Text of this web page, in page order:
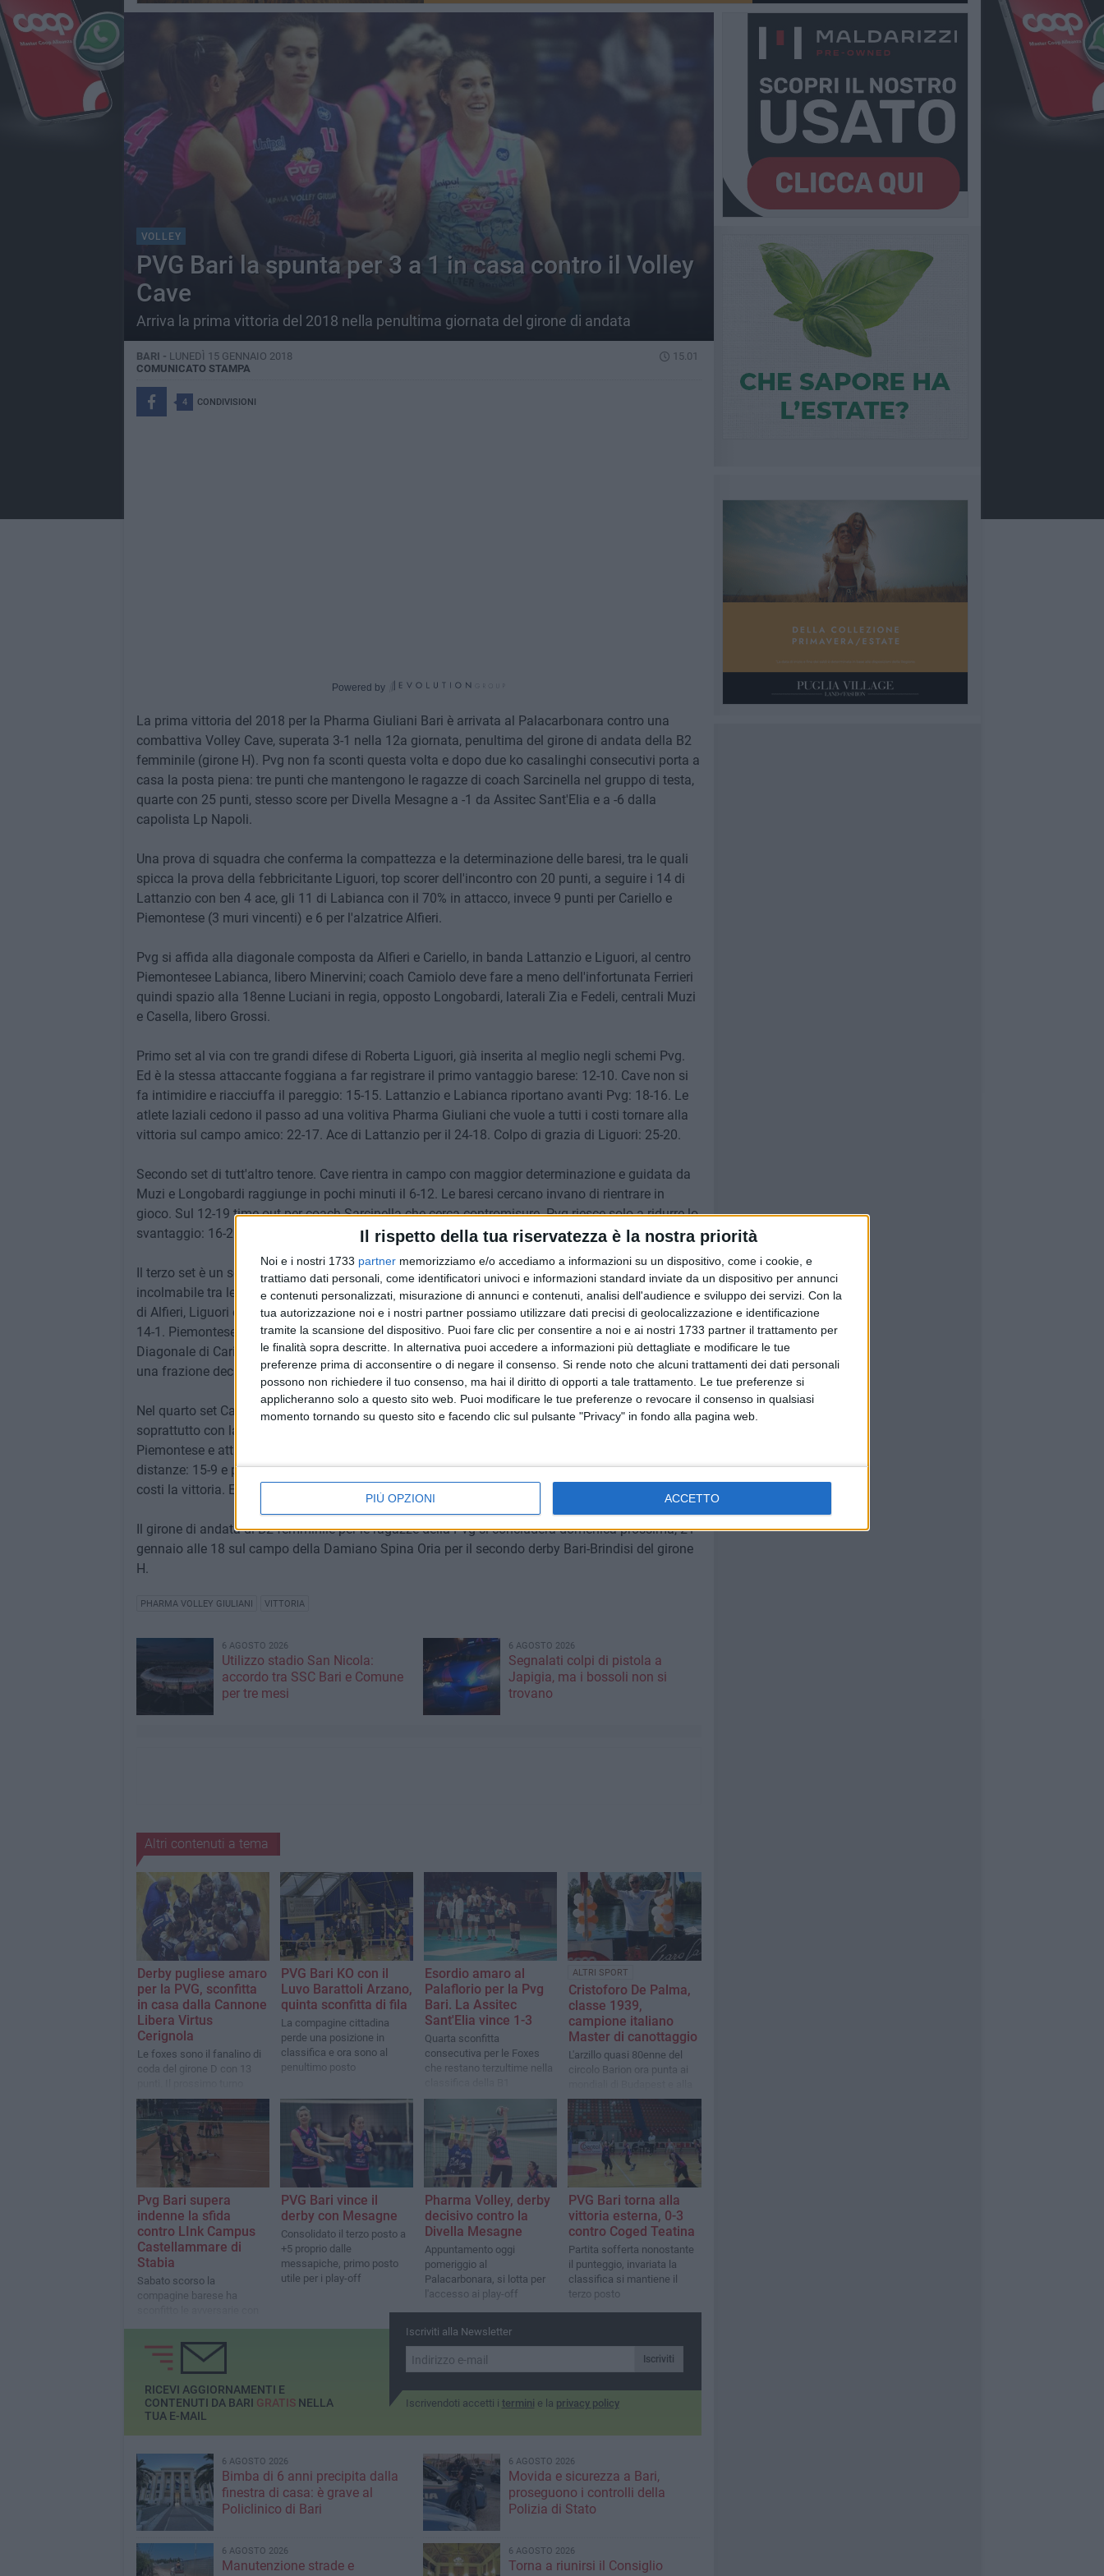
Il rispetto della tua riservatezza è la nostra priorità
Noi e i nostri 1733 partner memorizziamo e/o accediamo a informazioni su un dispositivo, come i cookie, e
trattiamo dati personali, come identificatori univoci e informazioni standard inviate da un dispositivo per annunci
e contenuti personalizzati, misurazione di annunci e contenuti, analisi dell'audience e sviluppo dei servizi. Con la
tua autorizzazione noi e i nostri partner possiamo utilizzare dati precisi di geolocalizzazione e identificazione
tramite la scansione del dispositivo. Puoi fare clic per consentire a noi e ai nostri 1733 partner il trattamento per
le finalità sopra descritte. In alternativa puoi accedere a informazioni più dettagliate e modificare le tue
preferenze prima di acconsentire o di negare il consenso. Si rende noto che alcuni trattamenti dei dati personali
possono non richiedere il tuo consenso, ma hai il diritto di opporti a tale trattamento. Le tue preferenze si
applicheranno solo a questo sito web. Puoi modificare le tue preferenze o revocare il consenso in qualsiasi
momento tornando su questo sito e facendo clic sul pulsante "Privacy" in fondo alla pagina web.
PIÙ OPZIONI ACCETTO
VOLLEY
PVG Bari la spunta per 3 a 1 in casa contro il Volley
Cave
Arriva la prima vittoria del 2018 nella penultima giornata del girone di andata
BARI - LUNEDÌ 15 GENNAIO 2018
15.01
COMUNICATO STAMPA
4 CONDIVISIONI
Powered by
La prima vittoria del 2018 per la Pharma Giuliani Bari è arrivata al Palacarbonara contro una
combattiva Volley Cave, superata 3-1 nella 12a giornata, penultima del girone di andata della B2
femminile (girone H). Pvg non fa sconti questa volta e dopo due ko casalinghi consecutivi porta a
casa la posta piena: tre punti che mantengono le ragazze di coach Sarcinella nel gruppo di testa,
quarte con 25 punti, stesso score per Divella Mesagne a -1 da Assitec Sant'Elia e a -6 dalla
capolista Lp Napoli.
Una prova di squadra che conferma la compattezza e la determinazione delle baresi, tra le quali
spicca la prova della febbricitante Liguori, top scorer dell'incontro con 20 punti, a seguire i 14 di
Lattanzio con ben 4 ace, gli 11 di Labianca con il 70% in attacco, invece 9 punti per Cariello e
Piemontese (3 muri vincenti) e 6 per l'alzatrice Alfieri.
Pvg si affida alla diagonale composta da Alfieri e Cariello, in banda Lattanzio e Liguori, al centro
Piemontesee Labianca, libero Minervini; coach Camiolo deve fare a meno dell'infortunata Ferrieri
quindi spazio alla 18enne Luciani in regia, opposto Longobardi, laterali Zia e Fedeli, centrali Muzi
e Casella, libero Grossi.
Primo set al via con tre grandi difese di Roberta Liguori, già inserita al meglio negli schemi Pvg.
Ed è la stessa attaccante foggiana a far registrare il primo vantaggio barese: 12-10. Cave non si
fa intimidire e riacciuffa il pareggio: 15-15. Lattanzio e Labianca riportano avanti Pvg: 18-16. Le
atlete laziali cedono il passo ad una volitiva Pharma Giuliani che vuole a tutti i costi tornare alla
vittoria sul campo amico: 22-17. Ace di Lattanzio per il 24-18. Colpo di grazia di Liguori: 25-20.
Secondo set di tutt'altro tenore. Cave rientra in campo con maggior determinazione e guidata da
Muzi e Longobardi raggiunge in pochi minuti il 6-12. Le baresi cercano invano di rientrare in
gioco. Sul 12-19 time out per coach Sarcinella che cerca contromisure. Pvg riesce solo a ridurre lo
svantaggio: 16-20. Il gap resta ampio e Cave chiude il parziale sul 19-25.
Il terzo set è un soliloquio della Pvg. Un lungo turno al servizio di Lattanzio scava un solco
incolmabile tra le due squadre in campo. Due ace della laterale barese, oltre agli attacchi vincenti
di Alfieri, Liguori e Labianca: Cave barcolla sotto i colpi delle baresi: 10-0. Ace di Labianca per il
14-1. Piemontese in primo tempo per il 17-5. Ancora Alfieri allunga il vantaggio, +14 (19-5).
Diagonale di Cariello per il 21-7. Il muro vincente di Labianca e due errori delle ospiti chiudono
una frazione decisamente a senso unico: 25-12.
Nel quarto set Cave ritrova gli automatismi difensivi e mette a dura prova la difesa di casa,
soprattutto con la giovane opposta Longobardi. Lattanzio picchia forte (7-4). Muro vincente di
Piemontese e attacco di Cariello: 13-6. Longobardi rintuzza gli attacchi baresi, accorciando le
distanze: 15-9 e poi 18-15. Liguori e Piemontese non accennano a rallentare; Pvg vuole a tutti i
costi la vittoria. E in campo si vede: il set si chiude sul 25-18.
Il girone di andata di B2 femminile per le ragazze della Pvg si concluderà domenica prossima, 21
gennaio alle 18 sul campo della Damiano Spina Oria per il secondo derby Bari-Brindisi del girone
H.
PHARMA VOLLEY GIULIANI VITTORIA
6 AGOSTO 2026
Utilizzo stadio San Nicola:
accordo tra SSC Bari e Comune
per tre mesi
6 AGOSTO 2026
Segnalati colpi di pistola a
Japigia, ma i bossoli non si
trovano
Altri contenuti a tema
Derby pugliese amaro
per la PVG, sconfitta
in casa dalla Cannone
Libera Virtus
Cerignola
Le foxes sono il fanalino di
coda del girone D con 13
porterà le baresi in Sicilia a
PVG Bari KO con il
Luvo Barattoli Arzano,
quinta sconfitta di fila
La compagine cittadina
perde una posizione in
classifica e ora sono al
penultimo posto
Esordio amaro al
Palaflorio per la Pvg
Bari. La Assitec
Sant'Elia vince 1-3
Quarta sconfitta
consecutiva per le Foxes
che restano terzultime nella
ALTRI SPORT
Cristoforo De Palma,
classe 1939,
campione italiano
Master di canottaggio
L'arzillo quasi 80enne del
circolo Barion ora punta ai
voga longa a Venezia
Pvg Bari supera
indenne la sfida
contro LInk Campus
Castellammare di
Stabia
Sabato scorso la
compagine barese ha
PVG Bari vince il
derby con Mesagne
Consolidato il terzo posto a
+5 proprio dalle
messapiche, primo posto
utile per i play-off
Pharma Volley, derby
decisivo contro la
Divella Mesagne
Appuntamento oggi
pomeriggio al
Palacarbonara, si lotta per
l'accesso ai play-off
PVG Bari torna alla
vittoria esterna, 0-3
contro Coged Teatina
Partita sofferta nonostante
il punteggio, invariata la
classifica si mantiene il
terzo posto
Iscriviti alla Newsletter
Iscriviti
Iscrivendoti accetti i termini e la privacy policy
RICEVI AGGIORNAMENTI E
CONTENUTI DA BARI GRATISNELLA
TUA E-MAIL
6 AGOSTO 2026
Bimba di 6 anni precipita dalla
finestra di casa: è grave al
Policlinico di Bari
6 AGOSTO 2026
Movida e sicurezza a Bari,
proseguono i controlli della
Polizia di Stato
6 AGOSTO 2026
Manutenzione strade e
6 AGOSTO 2026
Torna a riunirsi il Consiglio